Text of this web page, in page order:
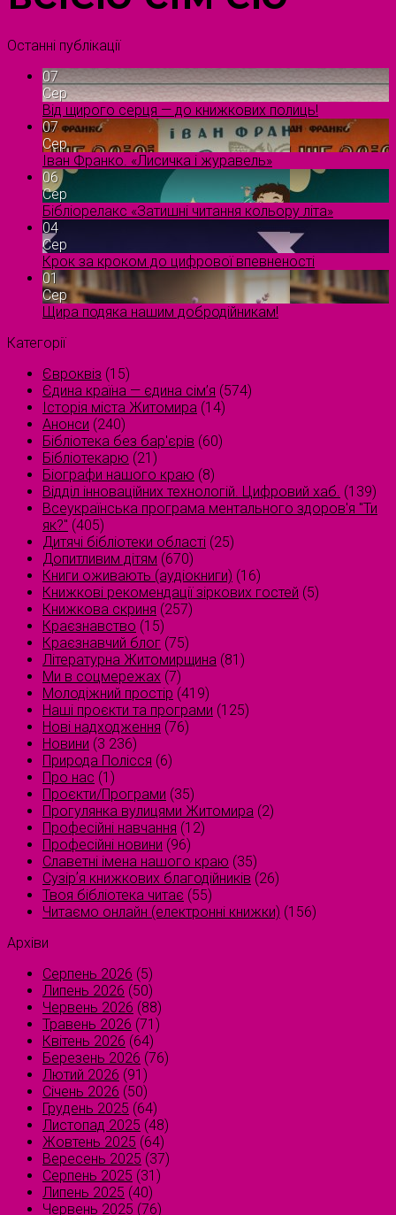
Останні публікації
07
Сер
Від щирого серця — до книжкових полиць!
07
Сер
Іван Франко. «Лисичка і журавель»
06
Сер
Бібліорелакс «Затишні читання кольору літа»
04
Сер
Крок за кроком до цифрової впевненості
01
Сер
Щира подяка нашим добродійникам!
Категорії
Євроквіз (15)
Єдина країна — єдина сім’я (574)
Історія міста Житомира (14)
Анонси (240)
Бібліотека без бар'єрів (60)
Бібліотекарю (21)
Біографи нашого краю (8)
Відділ інноваційних технологій. Цифровий хаб. (139)
Всеукраїнська програма ментального здоров'я "Ти
як?" (405)
Дитячі бібліотеки області (25)
Допитливим дітям (670)
Книги оживають (аудіокниги) (16)
Книжкові рекомендації зіркових гостей (5)
Книжкова скриня (257)
Краєзнавство (15)
Краєзнавчий блог (75)
Літературна Житомирщина (81)
Ми в соцмережах (7)
Молодіжний простір (419)
Наші проєкти та програми (125)
Нові надходження (76)
Новини (3 236)
Природа Полісся (6)
Про нас (1)
Проєкти/Програми (35)
Прогулянка вулицями Житомира (2)
Професійні навчання (12)
Професійні новини (96)
Славетні імена нашого краю (35)
Сузірʼя книжкових благодійників (26)
Твоя бібліотека читає (55)
Читаємо онлайн (електронні книжки) (156)
Архіви
Серпень 2026 (5)
Липень 2026 (50)
Червень 2026 (88)
Травень 2026 (71)
Квітень 2026 (64)
Березень 2026 (76)
Лютий 2026 (91)
Січень 2026 (50)
Грудень 2025 (64)
Листопад 2025 (48)
Жовтень 2025 (64)
Вересень 2025 (37)
Серпень 2025 (31)
Липень 2025 (40)
Червень 2025 (76)